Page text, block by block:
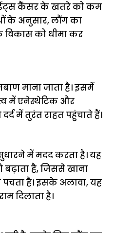
कैंसर के खतरे को कम
के अनुसार, लौंग का
को धीमा कर
माना जाता है। इसमें
में एनेस्थेटिक और
में तुरंत राहत पहुंचाते हैं।
में मदद करता है। यह
बढ़ाता है, जिससे खाना
है। इसके अलावा, यह
दिलाता है।